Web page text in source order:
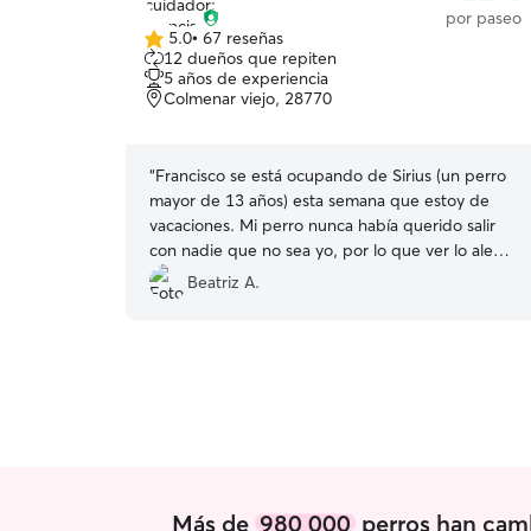
por paseo
5.0
de
5
estrellas
5.0• 67 reseñas
12 dueños que repiten
5 años de experiencia
Colmenar viejo, 28770
“Francisco se está ocupando de Sirius (un perro
mayor de 13 años) esta semana que estoy de
vacaciones. Mi perro nunca había querido salir
con nadie que no sea yo, por lo que ver lo alegre
que se va y que vuelve de la misma manera da
mucha tranquilidad. Seguiremos repitiendo con
Beatriz A.
Más de980 000 perros han